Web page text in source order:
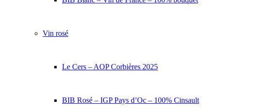
Vin rosé
Le Cers – AOP Corbières 2025
BIB Rosé – IGP Pays d’Oc – 100% Cinsault